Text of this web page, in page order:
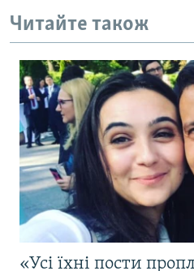
Читайте також
«Усі їхні пости